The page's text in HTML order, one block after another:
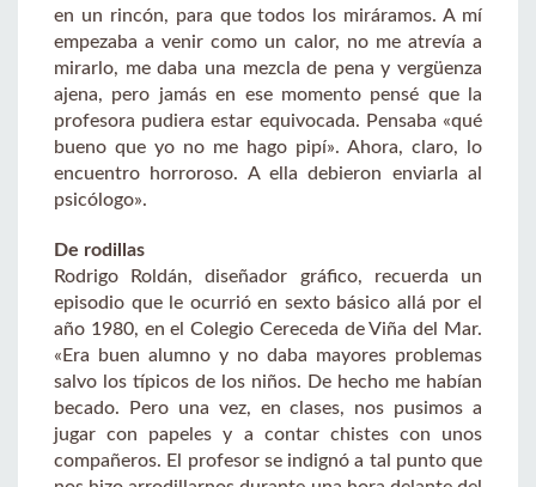
en un rincón, para que todos los miráramos. A mí
empezaba a venir como un calor, no me atrevía a
mirarlo, me daba una mezcla de pena y vergüenza
ajena, pero jamás en ese momento pensé que la
profesora pudiera estar equivocada. Pensaba «qué
bueno que yo no me hago pipí». Ahora, claro, lo
encuentro horroroso. A ella debieron enviarla al
psicólogo».
De rodillas
Rodrigo Roldán, diseñador gráfico, recuerda un
episodio que le ocurrió en sexto básico allá por el
año 1980, en el Colegio Cereceda de Viña del Mar.
«Era buen alumno y no daba mayores problemas
salvo los típicos de los niños. De hecho me habían
becado. Pero una vez, en clases, nos pusimos a
jugar con papeles y a contar chistes con unos
compañeros. El profesor se indignó a tal punto que